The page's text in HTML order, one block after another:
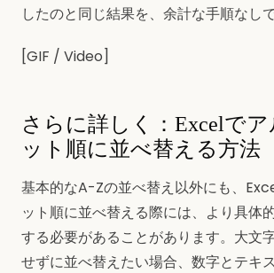
したのと同じ結果を、余計な手順なし
[GIF / Video]
さらに詳しく：Excelで
ット順に並べ替える方法
基本的なA-Zの並べ替え以外にも、
ット順に並べ替える際には、より具体
する必要があることがあります。大文
せずに並べ替えたい場合、数字とテキ